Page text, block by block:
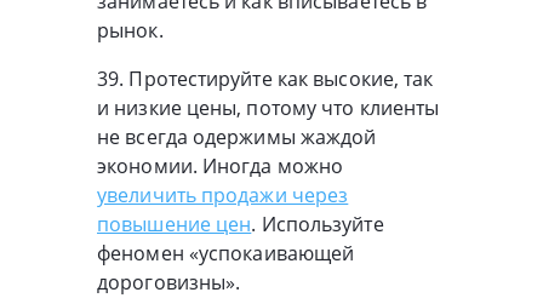
рынок.
39. Протестируйте как высокие, так
и низкие цены, потому что клиенты
не всегда одержимы жаждой
экономии. Иногда можно
увеличить продажи через
повышение цен. Используйте
феномен «успокаивающей
дороговизны».